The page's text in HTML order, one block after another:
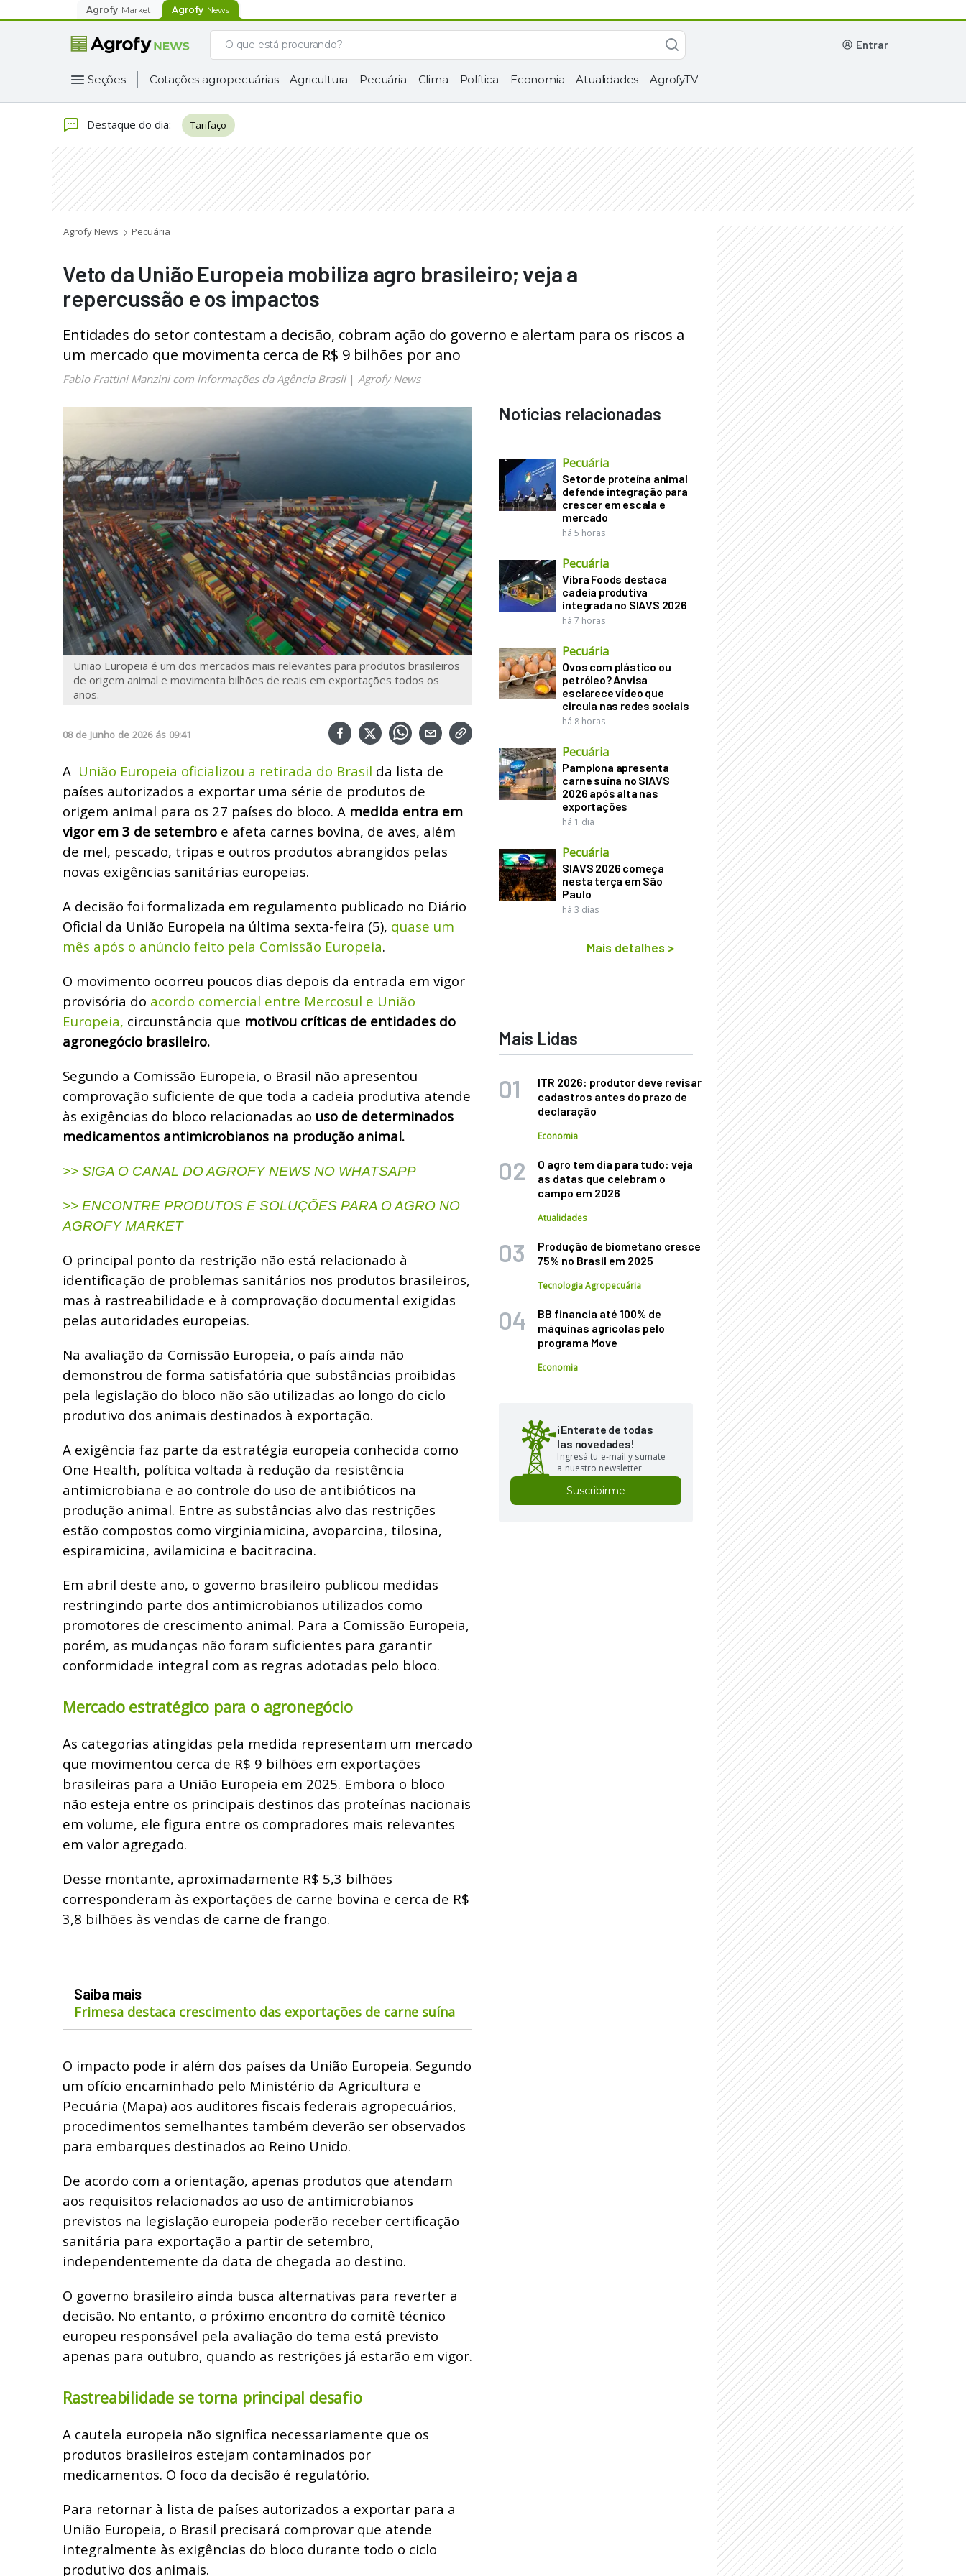
Agrofy Market Agrofy News
entrar
Seções Cotações agropecuárias Agricultura Pecuária Clima Política Economia Atualidades AgrofyTV
Destaque do dia: Tarifaço
Agrofy News Pecuária
Veto da União Europeia mobiliza agro brasileiro; veja a
repercussão e os impactos
Entidades do setor contestam a decisão, cobram ação do governo e alertam para os riscos a
um mercado que movimenta cerca de R$ 9 bilhões por ano
Fabio Frattini Manzini com informações da Agência Brasil| Agrofy News
União Europeia é um dos mercados mais relevantes para produtos brasileiros
de origem animal e movimenta bilhões de reais em exportações todos os
anos.
08 de Junho de 2026 ás 09:41
A União Europeia oficializou a retirada do Brasil da lista de
países autorizados a exportar uma série de produtos de
origem animal para os 27 países do bloco. A medida entra em
vigor em 3 de setembro e afeta carnes bovina, de aves, além
de mel, pescado, tripas e outros produtos abrangidos pelas
novas exigências sanitárias europeias.
A decisão foi formalizada em regulamento publicado no Diário
Oficial da União Europeia na última sexta-feira (5), quase um
mês após o anúncio feito pela Comissão Europeia.
O movimento ocorreu poucos dias depois da entrada em vigor
provisória do acordo comercial entre Mercosul e União
Europeia, circunstância que motivou críticas de entidades do
agronegócio brasileiro.
Segundo a Comissão Europeia, o Brasil não apresentou
comprovação suficiente de que toda a cadeia produtiva atende
às exigências do bloco relacionadas ao uso de determinados
medicamentos antimicrobianos na produção animal.
>> SIGA O CANAL DO AGROFY NEWS NO WHATSAPP
>> ENCONTRE PRODUTOS E SOLUÇÕES PARA O AGRO NO
AGROFY MARKET
O principal ponto da restrição não está relacionado à
identificação de problemas sanitários nos produtos brasileiros,
mas à rastreabilidade e à comprovação documental exigidas
pelas autoridades europeias.
Na avaliação da Comissão Europeia, o país ainda não
demonstrou de forma satisfatória que substâncias proibidas
pela legislação do bloco não são utilizadas ao longo do ciclo
produtivo dos animais destinados à exportação.
A exigência faz parte da estratégia europeia conhecida como
One Health, política voltada à redução da resistência
antimicrobiana e ao controle do uso de antibióticos na
produção animal. Entre as substâncias alvo das restrições
estão compostos como virginiamicina, avoparcina, tilosina,
espiramicina, avilamicina e bacitracina.
Em abril deste ano, o governo brasileiro publicou medidas
restringindo parte dos antimicrobianos utilizados como
promotores de crescimento animal. Para a Comissão Europeia,
porém, as mudanças não foram suficientes para garantir
conformidade integral com as regras adotadas pelo bloco.
Mercado estratégico para o agronegócio
As categorias atingidas pela medida representam um mercado
que movimentou cerca de R$ 9 bilhões em exportações
brasileiras para a União Europeia em 2025. Embora o bloco
não esteja entre os principais destinos das proteínas nacionais
em volume, ele figura entre os compradores mais relevantes
em valor agregado.
Desse montante, aproximadamente R$ 5,3 bilhões
corresponderam às exportações de carne bovina e cerca de R$
3,8 bilhões às vendas de carne de frango.
Saiba mais
Frimesa destaca crescimento das exportações de carne suína
O impacto pode ir além dos países da União Europeia. Segundo
um ofício encaminhado pelo Ministério da Agricultura e
Pecuária (Mapa) aos auditores fiscais federais agropecuários,
procedimentos semelhantes também deverão ser observados
para embarques destinados ao Reino Unido.
De acordo com a orientação, apenas produtos que atendam
aos requisitos relacionados ao uso de antimicrobianos
previstos na legislação europeia poderão receber certificação
sanitária para exportação a partir de setembro,
independentemente da data de chegada ao destino.
O governo brasileiro ainda busca alternativas para reverter a
decisão. No entanto, o próximo encontro do comitê técnico
europeu responsável pela avaliação do tema está previsto
apenas para outubro, quando as restrições já estarão em vigor.
Rastreabilidade se torna principal desafio
A cautela europeia não significa necessariamente que os
produtos brasileiros estejam contaminados por
medicamentos. O foco da decisão é regulatório.
Para retornar à lista de países autorizados a exportar para a
União Europeia, o Brasil precisará comprovar que atende
integralmente às exigências do bloco durante todo o ciclo
produtivo dos animais.
Notícias relacionadas
Pecuária
Setor de proteína animal
defende integração para
crescer em escala e
mercado
há 5 horas
Pecuária
Vibra Foods destaca
cadeia produtiva
integrada no SIAVS 2026
há 7 horas
Pecuária
Ovos com plástico ou
petróleo? Anvisa
esclarece vídeo que
circula nas redes sociais
há 8 horas
Pecuária
Pamplona apresenta
carne suína no SIAVS
2026 após alta nas
exportações
há 1 dia
Pecuária
SIAVS 2026 começa
nesta terça em São
Paulo
há 3 dias
Mais detalhes >
Mais Lidas
ITR 2026: produtor deve revisar
cadastros antes do prazo de
declaração
Economia
O agro tem dia para tudo: veja
as datas que celebram o
campo em 2026
Atualidades
Produção de biometano cresce
75% no Brasil em 2025
Tecnologia Agropecuária
BB financia até 100% de
máquinas agrícolas pelo
programa Move
Economia
¡Enterate de todas
las novedades!
Ingresá tu e-mail y sumate
a nuestro newsletter
Suscribirme